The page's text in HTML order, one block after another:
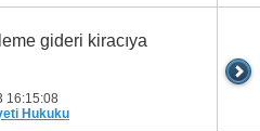
gideri kiracıya
16:15:08
Hukuku